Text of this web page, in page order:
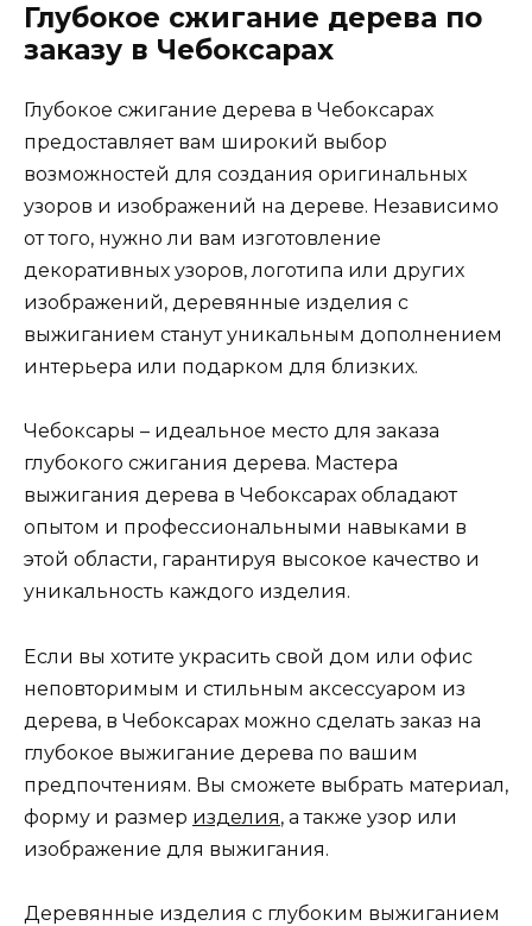
Глубокое сжигание дерева по
заказу в Чебоксарах
Глубокое сжигание дерева в Чебоксарах
предоставляет вам широкий выбор
возможностей для создания оригинальных
узоров и изображений на дереве. Независимо
от того, нужно ли вам изготовление
декоративных узоров, логотипа или других
изображений, деревянные изделия с
выжиганием станут уникальным дополнением
интерьера или подарком для близких.
Чебоксары – идеальное место для заказа
глубокого сжигания дерева. Мастера
выжигания дерева в Чебоксарах обладают
опытом и профессиональными навыками в
этой области, гарантируя высокое качество и
уникальность каждого изделия.
Если вы хотите украсить свой дом или офис
неповторимым и стильным аксессуаром из
дерева, в Чебоксарах можно сделать заказ на
глубокое выжигание дерева по вашим
предпочтениям. Вы сможете выбрать материал,
форму и размер изделия, а также узор или
изображение для выжигания.
Деревянные изделия с глубоким выжиганием